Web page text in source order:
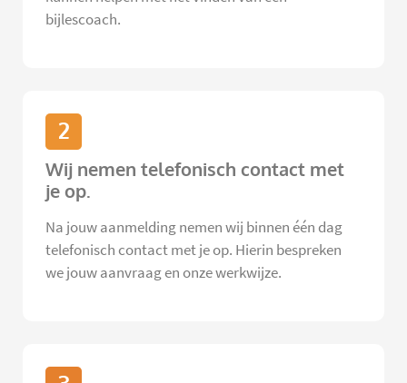
bijlescoach.
2
Wij nemen telefonisch contact met
je op.
Na jouw aanmelding nemen wij binnen één dag
telefonisch contact met je op. Hierin bespreken
we jouw aanvraag en onze werkwijze.